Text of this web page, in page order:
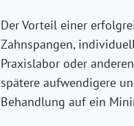
Der Vorteil einer
Zahnspangen,
Praxislabor oder
spätere aufwendigere
Behandlung auf ein